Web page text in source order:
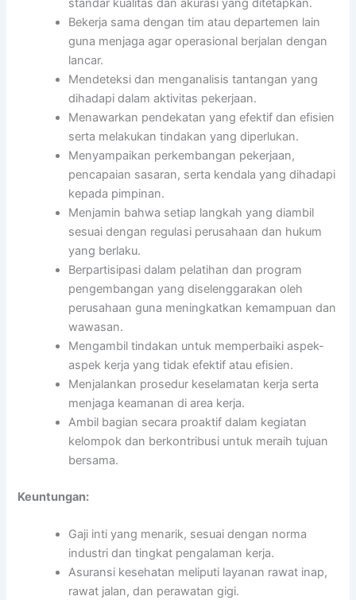
standar kualitas dan akurasi yang ditetapkan.
Bekerja sama dengan tim atau departemen lain
guna menjaga agar operasional berjalan dengan
lancar.
Mendeteksi dan menganalisis tantangan yang
dihadapi dalam aktivitas pekerjaan.
Menawarkan pendekatan yang efektif dan efisien
serta melakukan tindakan yang diperlukan.
Menyampaikan perkembangan pekerjaan,
pencapaian sasaran, serta kendala yang dihadapi
kepada pimpinan.
Menjamin bahwa setiap langkah yang diambil
sesuai dengan regulasi perusahaan dan hukum
yang berlaku.
Berpartisipasi dalam pelatihan dan program
pengembangan yang diselenggarakan oleh
perusahaan guna meningkatkan kemampuan dan
wawasan.
Mengambil tindakan untuk memperbaiki aspek-
aspek kerja yang tidak efektif atau efisien.
Menjalankan prosedur keselamatan kerja serta
menjaga keamanan di area kerja.
Ambil bagian secara proaktif dalam kegiatan
kelompok dan berkontribusi untuk meraih tujuan
bersama.
Keuntungan:
Gaji inti yang menarik, sesuai dengan norma
industri dan tingkat pengalaman kerja.
Asuransi kesehatan meliputi layanan rawat inap,
rawat jalan, dan perawatan gigi.